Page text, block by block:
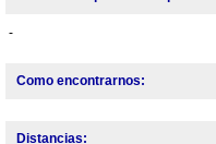
-
Como encontrarnos:
Distancias: